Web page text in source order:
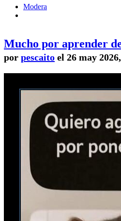
Modera
Mucho por aprender
por pescaito el 26 may